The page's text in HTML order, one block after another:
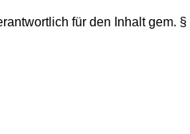
für den Inhalt gem.